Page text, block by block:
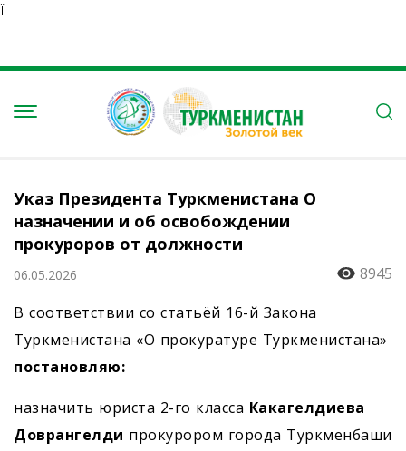
Ï
Указ Президента Туркменистана О
назначении и об освобождении
прокуроров от должности
06.05.2026
8945
В соответствии со статьёй 16-й Закона
Туркменистана «О прокуратуре Туркменистана» ­
постановляю:
назначить юриста 2-го класса Какагелдиева
Доврангелди прокурором города Туркменбаши